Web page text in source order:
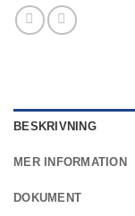
BESKRIVNING
MER INFORMATION
DOKUMENT